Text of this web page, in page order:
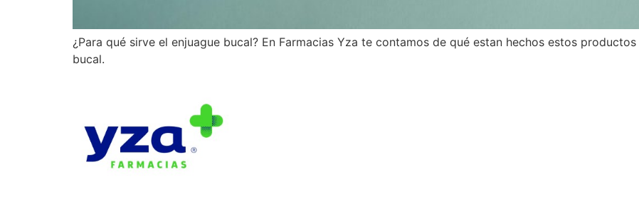
¿Para qué sirve el enjuague bucal? En Farmacias Yza te contamos de qué estan hechos estos
bucal.